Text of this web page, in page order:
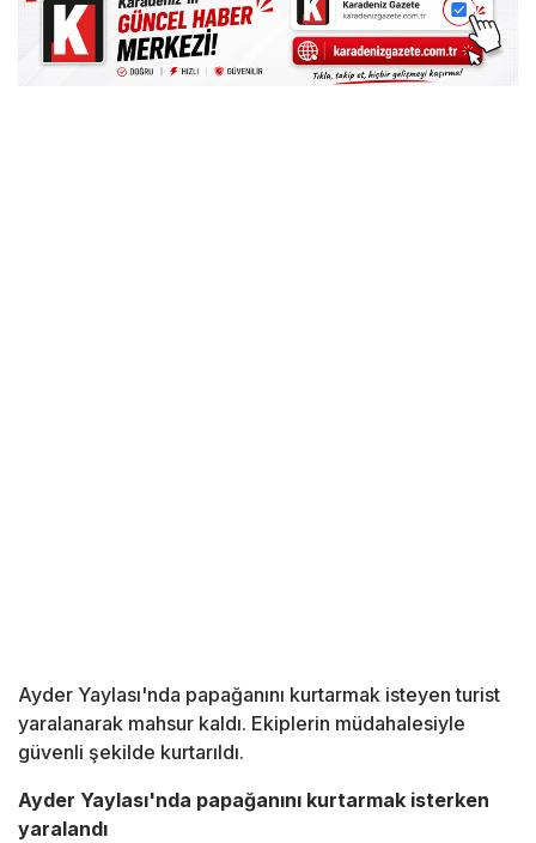
Ayder Yaylası'nda papağanını kurtarmak isteyen turist
yaralanarak mahsur kaldı. Ekiplerin müdahalesiyle
güvenli şekilde kurtarıldı.
Ayder Yaylası'nda papağanını kurtarmak isterken
yaralandı